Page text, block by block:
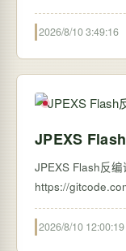
2026/8/10 3:49:16
JPEXS
JPEXS Flash反编
2026/8/10 12:00:19